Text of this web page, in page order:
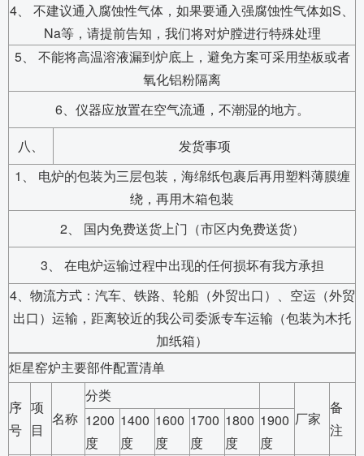
4、 不建议通入腐蚀性气体，如果要通入强腐蚀性气体如S、
Na等，请提前告知，我们将对炉膛进行特殊处理
5、 不能将高温溶液漏到炉底上，避免方案可采用垫板或者
氧化铝粉隔离
6、仪器应放置在空气流通，不潮湿的地方。
八、
发货事项
1、 电炉的包装为三层包装，海绵纸包裹后再用塑料薄膜缠
绕，再用木箱包装
2、 国内免费送货上门（市区内免费送货）
3、 在电炉运输过程中出现的任何损坏有我方承担
4、物流方式：汽车、铁路、轮船（外贸出口）、空运（外贸
出口）运输，距离较近的我公司委派专车运输（包装为木托
加纸箱）
炬星窑炉主要部件配置清单
序
号
项
目
名称
分类
厂家
备
注
1200
度
1400
度
1600
度
1700
度
1800
度
1900
度